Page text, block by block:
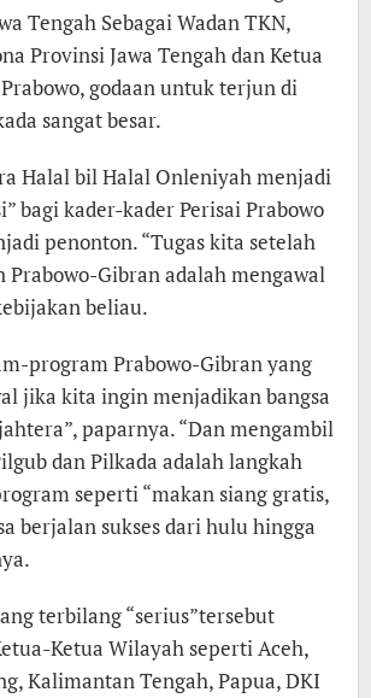
Tengah Sebagai Wadan TKN,
Provinsi Jawa Tengah dan Ketua
godaan untuk terjun di
sangat besar.
Halal bil Halal Onleniyah menjadi
bagi kader-kader Perisai Prabowo
penonton. “Tugas kita setelah
Prabowo-Gibran adalah mengawal
beliau.
program Prabowo-Gibran yang
jika kita ingin menjadikan bangsa
paparnya. “Dan mengambil
dan Pilkada adalah langkah
seperti “makan siang gratis,
berjalan sukses dari hulu hingga
terbilang “serius”tersebut
Ketua Wilayah seperti Aceh,
Kalimantan Tengah, Papua, DKI